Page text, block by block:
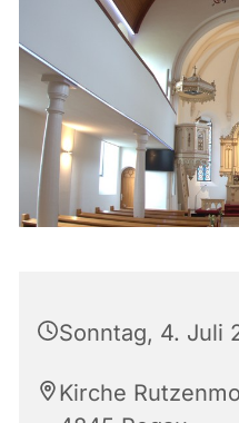
Sonntag, 4. Juli
Kirche